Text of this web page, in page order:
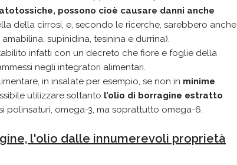
possono cioè causare danni anche
della cirrosi, e, secondo le ricerche, sarebbero anche
supinidina, tesinina e durrina).
infatti con un decreto che fiore e foglie della
negli integratori alimentari.
in insalate per esempio, se non in minime
utilizzare soltanto l’olio di borragine estratto
polinsaturi, omega-3, ma soprattutto omega-6.
l'olio dalle innumerevoli proprietà